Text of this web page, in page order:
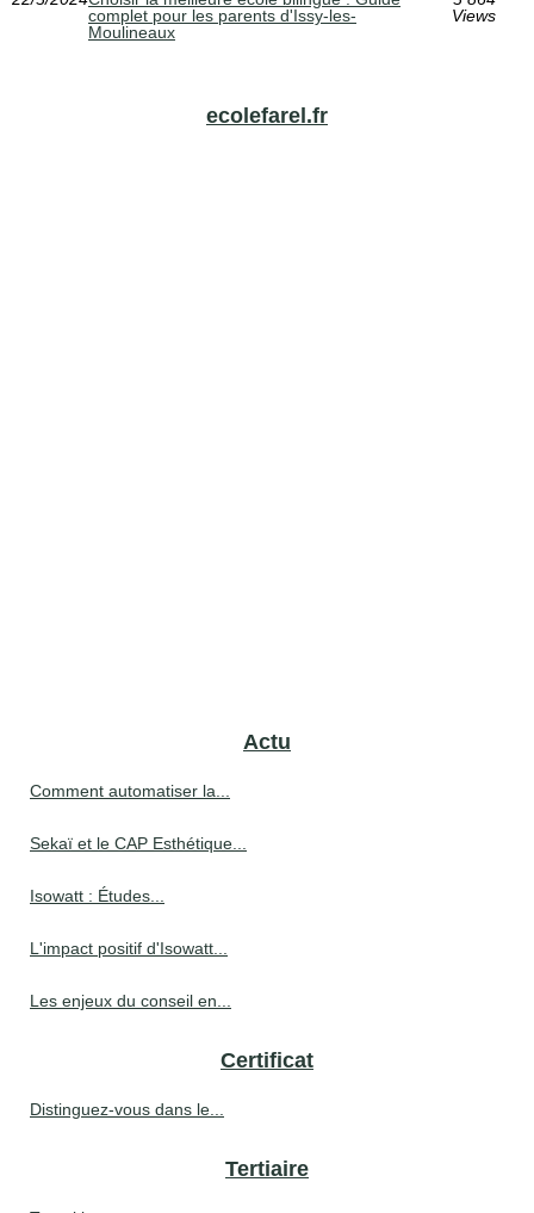
complet pour les parents d'Issy-les-
Moulineaux
Views
ecolefarel.fr
Actu
Comment automatiser la...
Sekaï et le CAP Esthétique...
Isowatt : Études...
L'impact positif d'Isowatt...
Les enjeux du conseil en...
Certificat
Distinguez-vous dans le...
Tertiaire